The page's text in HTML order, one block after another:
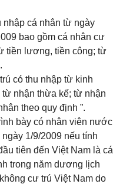
cá nhân từ ngày
bao gồm cá nhân cư
tiền lương, tiền công; từ
có thu nhập từ kinh
nhận thừa kế; từ nhận
theo quy định ”.
bày có nhân viên nước
1/9/2009 nếu tính
tiên đến Việt Nam là cá
trong năm dương lịch
cư trú Việt Nam do